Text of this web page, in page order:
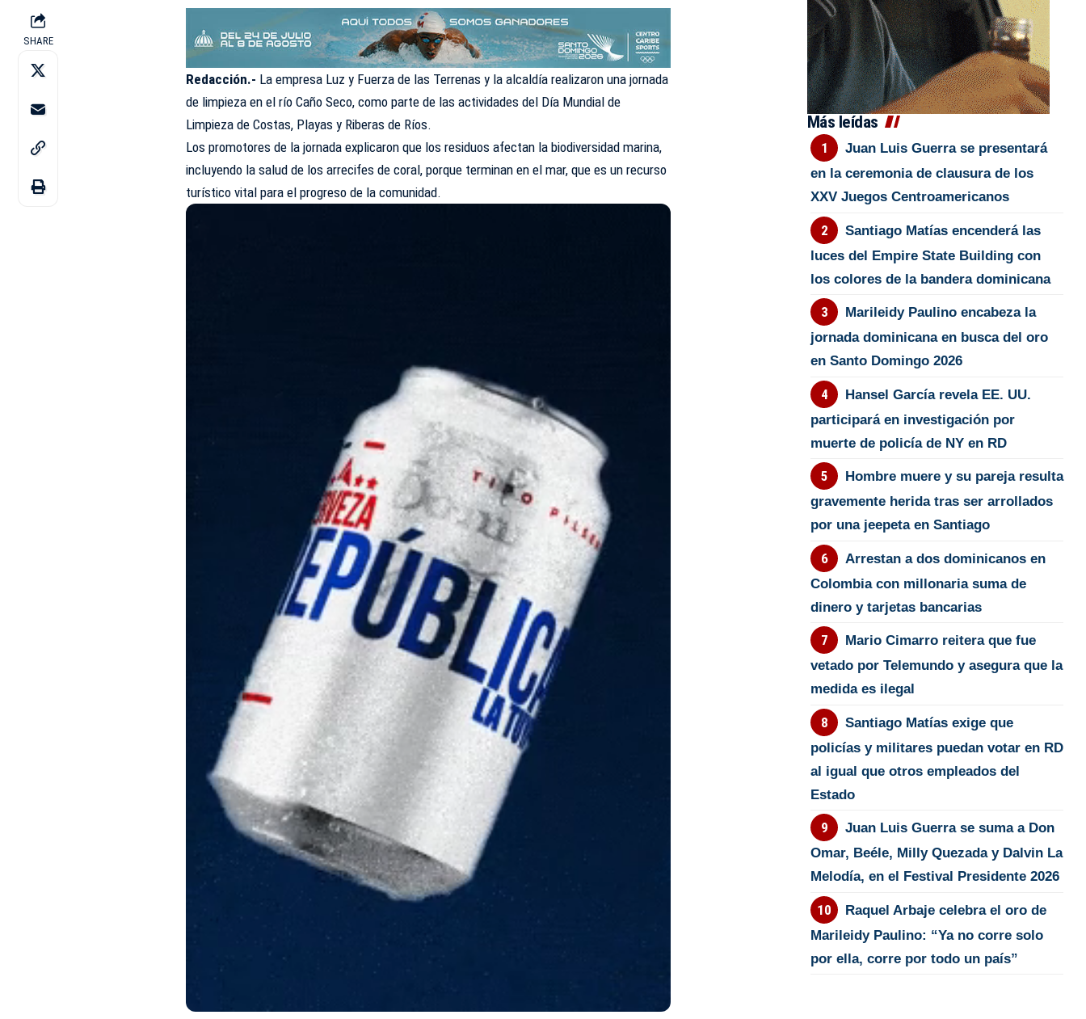
SHARE
Redacción.- La empresa Luz y Fuerza de las Terrenas y la alcaldía realizaron unajornada
de limpieza en el río Caño Seco, como parte de las actividades del Día Mundial de
Limpieza de Costas, Playas y Riberas de Ríos.
Los promotores de la jornada explicaron que los residuos afectan la biodiversidad marina,
incluyendo la salud de los arrecifes de coral, porque terminan en el mar, que es un recurso
turístico vital para el progreso de la comunidad.
Más leídas
Juan Luis Guerra se presentará
en la ceremonia de clausura de los
XXV Juegos Centroamericanos
Santiago Matías encenderá las
luces del Empire State Building con
los colores de la bandera dominicana
Marileidy Paulino encabeza la
jornada dominicana en busca del oro
en Santo Domingo 2026
Hansel García revela EE. UU.
participará en investigación por
muerte de policía de NY en RD
Hombre muere y su pareja resulta
gravemente herida tras ser arrollados
por una jeepeta en Santiago
Arrestan a dos dominicanos en
Colombia con millonaria suma de
dinero y tarjetas bancarias
Mario Cimarro reitera que fue
vetado por Telemundo y asegura que la
medida es ilegal
Santiago Matías exige que
policías y militares puedan votar en RD
al igual que otros empleados del
Estado
Juan Luis Guerra se suma a Don
Omar, Beéle, Milly Quezada y Dalvin La
Melodía, en el Festival Presidente 2026
Raquel Arbaje celebra el oro de
Marileidy Paulino: “Ya no corre solo
por ella, corre por todo un país”